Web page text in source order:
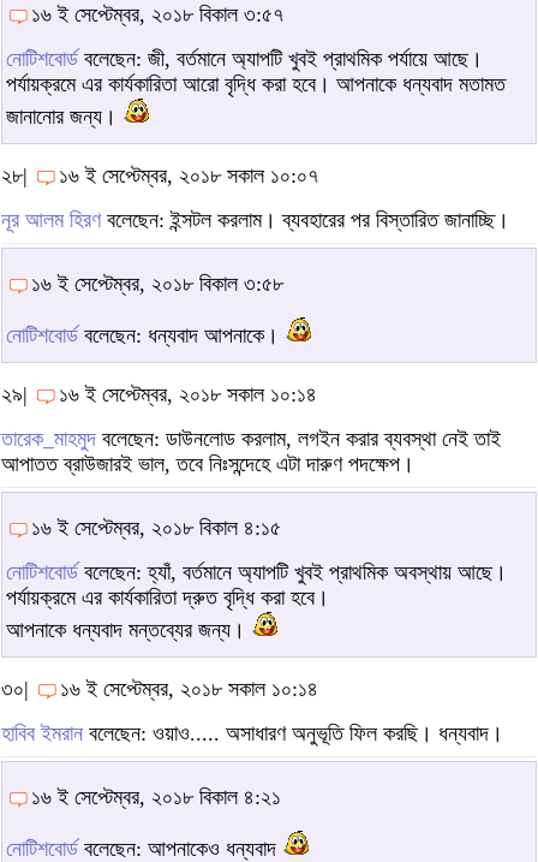
১৬ ই সেপ্টেম্বর, ২০১৮ বিকাল ৩:৫৭
নোটিশবোর্ডবলেছেন: জী, বর্তমানে অ্যাপটি খুবই প্রাথমিক পর্যায়ে আছে।
পর্যায়ক্রমে এর কার্যকারিতা আরো বৃদ্ধি করা হবে। আপনাকে ধন্যবাদ মতামত
জানানোর জন্য।
২৮|
১৬ ই সেপ্টেম্বর, ২০১৮ সকাল ১০:০৭
নূর আলম হিরণবলেছেন: ইন্সটল করলাম। ব্যবহারের পর বিস্তারিত জানাচ্ছি।
১৬ ই সেপ্টেম্বর, ২০১৮ বিকাল ৩:৫৮
নোটিশবোর্ডবলেছেন: ধন্যবাদ আপনাকে।
২৯|
১৬ ই সেপ্টেম্বর, ২০১৮ সকাল ১০:১৪
তারেক_মাহমুদ বলেছেন: ডাউনলোড করলাম, লগইন করার ব্যবস্থা নেই তাই
আপাতত ব্রাউজারই ভাল, তবে নিঃসন্দেহে এটা দারুণ পদক্ষেপ।
১৬ ই সেপ্টেম্বর, ২০১৮ বিকাল ৪:১৫
নোটিশবোর্ডবলেছেন: হ্যাঁ, বর্তমানে অ্যাপটি খুবই প্রাথমিক অবস্থায় আছে।
পর্যায়ক্রমে এর কার্যকারিতা দ্রুত বৃদ্ধি করা হবে।
আপনাকে ধন্যবাদ মন্তব্যের জন্য।
৩০|
১৬ ই সেপ্টেম্বর, ২০১৮ সকাল ১০:১৪
হাবিব ইমরান বলেছেন: ওয়াও..... অসাধারণ অনুভূতি ফিল করছি। ধন্যবাদ।
১৬ ই সেপ্টেম্বর, ২০১৮ বিকাল ৪:২১
নোটিশবোর্ডবলেছেন: আপনাকেও ধন্যবাদ